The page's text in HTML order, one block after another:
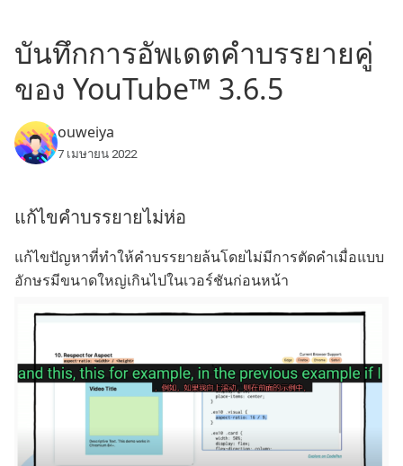
บันทึกการอัพเดตคำบรรยายคู่
ของ YouTube™ 3.6.5
ouweiya
7 เมษายน 2022
แก้ไขคำบรรยายไม่ห่อ
แก้ไขปัญหาที่ทำให้คำบรรยายล้นโดยไม่มีการตัดคำเมื่อแบบ
อักษรมีขนาดใหญ่เกินไปในเวอร์ชันก่อนหน้า